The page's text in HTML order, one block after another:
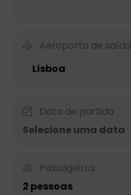
Aeroporto de saída
Data de partida
Selecione uma data
Passageiros
2 pessoas